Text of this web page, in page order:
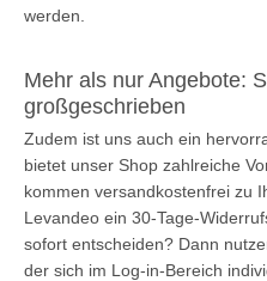
werden.
Mehr als nur Angebote:
großgeschrieben
Zudem ist uns auch ein
bietet unser Shop zahlreiche
kommen versandkostenfrei zu
Levandeo ein 30-Tage-
sofort entscheiden? Dann
der sich im Log-in-Bereich